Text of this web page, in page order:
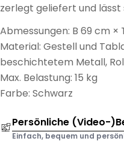
zerlegt geliefert und
Abmessungen: B 69 cm ×
Material: Gestell und
beschichtetem Metall,
Max. Belastung: 15 kg
Farbe: Schwarz
Persönliche (Video-
Einfach, bequem und